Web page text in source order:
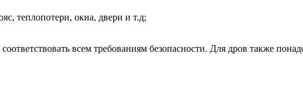
теплопотери, окна, двери и т.д;
всем требованиям безопасности. Для дров также